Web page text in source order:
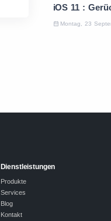
iOS 11 :
Montag, 23
Dienstleistungen
Produkte
Services
Blog
Kontakt